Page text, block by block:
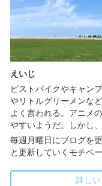
えいじ
ピストバイクやキャン
やリトルグリーメンな
よく言われる。アニメ
やすいようだ。しかし
毎週月曜日にブログを
と更新していくモチベ
詳し